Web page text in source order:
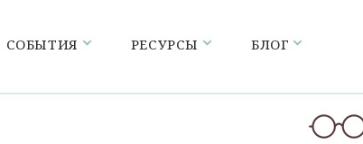
СОБЫТИЯ РЕСУРСЫ БЛОГ